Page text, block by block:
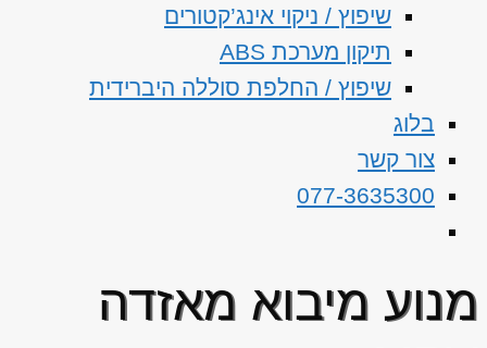
שיפוץ / ניקוי אינג’קטורים
תיקון מערכת ABS
שיפוץ / החלפת סוללה היברידית
בלוג
צור קשר
077-3635300
מנוע מיבוא מאזדה